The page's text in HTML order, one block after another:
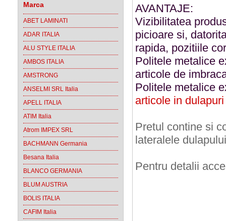
Marca
ABET LAMINATI
ADAR ITALIA
ALU STYLE ITALIA
AMBOS ITALIA
AMSTRONG
ANSELMI SRL Italia
APELL ITALIA
ATIM Italia
Atrom IMPEX SRL
BACHMANN Germania
Besana Italia
BLANCO GERMANIA
BLUM AUSTRIA
BOLIS ITALIA
CAFIM Italia
AVANTAJE:
Vizibilitatea
picioare si,
rapida, pozitiile
Politele metalice
articole de
Politele metalice
articole in
Pretul contine si
lateralele
Pentru detalii